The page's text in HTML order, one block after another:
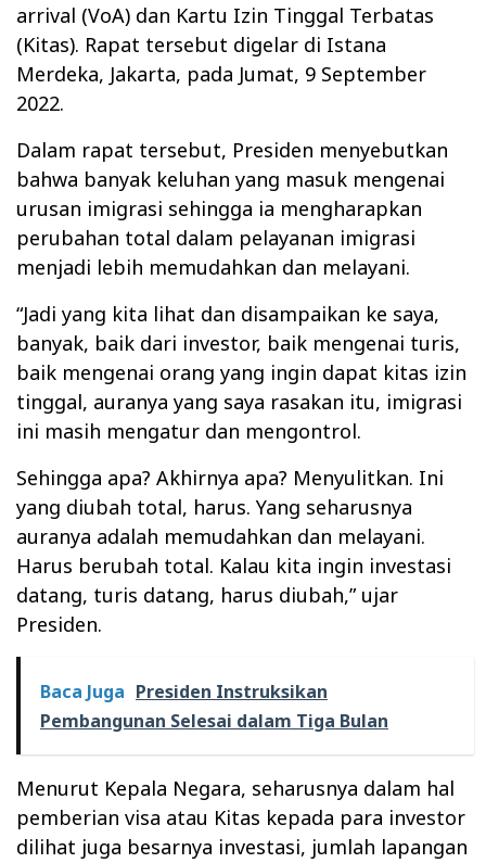
arrival (VoA) dan Kartu Izin Tinggal Terbatas
(Kitas). Rapat tersebut digelar di Istana
Merdeka, Jakarta, pada Jumat, 9 September
2022.
Dalam rapat tersebut, Presiden menyebutkan
bahwa banyak keluhan yang masuk mengenai
urusan imigrasi sehingga ia mengharapkan
perubahan total dalam pelayanan imigrasi
menjadi lebih memudahkan dan melayani.
“Jadi yang kita lihat dan disampaikan ke saya,
banyak, baik dari investor, baik mengenai turis,
baik mengenai orang yang ingin dapat kitas izin
tinggal, auranya yang saya rasakan itu, imigrasi
ini masih mengatur dan mengontrol.
Sehingga apa? Akhirnya apa? Menyulitkan. Ini
yang diubah total, harus. Yang seharusnya
auranya adalah memudahkan dan melayani.
Harus berubah total. Kalau kita ingin investasi
datang, turis datang, harus diubah,” ujar
Presiden.
Baca Juga Presiden Instruksikan
Pembangunan Selesai dalam Tiga Bulan
Menurut Kepala Negara, seharusnya dalam hal
pemberian visa atau Kitas kepada para investor
dilihat juga besarnya investasi, jumlah lapangan